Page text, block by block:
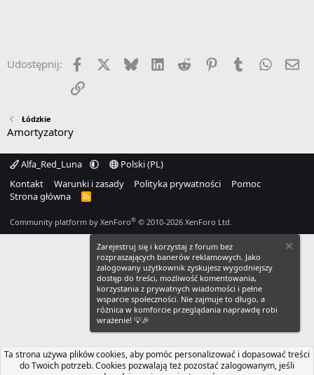
Udostępnij: Facebook Bluesky LinkedInReddit PinterestTumblr
Link
Łódzkie
Amortyzatory
Alfa_Red_Luna
Polski (PL)
Kontakt
Warunki i zasady Polityka prywatności
Pomoc
Strona główna
R
Community platform by XenForo® © 2010-2026 XenForo Ltd.
Zarejestruj się i korzystaj z forum bez
rozpraszających banerów reklamowych. Jako
zalogowany użytkownik zyskujesz wygodniejszy
dostęp do treści, możliwość komentowania,
korzystania z prywatnych wiadomości i pełne
wsparcie społeczności. Nie zajmuje to długo, a
różnica w komforcie przeglądania naprawdę robi
wrażenie! 💡🎉
Ta strona używa plików cookies, aby pomóc personalizować i dopasować treści
do Twoich potrzeb. Cookies pozwalają też pozostać zalogowanym, jeśli